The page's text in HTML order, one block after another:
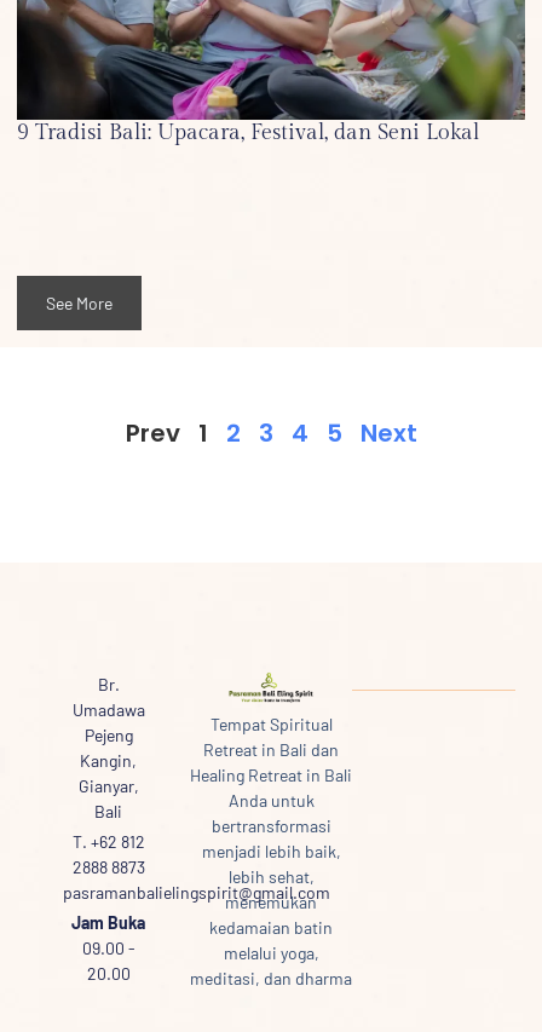
9 Tradisi Bali: Upacara, Festival, dan Seni Lokal
See More
Prev 1 2 3 4 5 Next
Tempat Spiritual
Retreat in Bali dan
Healing Retreat in Bali
Anda untuk
bertransformasi
menjadi lebih baik,
lebih sehat,
menemukan
kedamaian batin
melalui yoga,
meditasi, dan dharma
Br.
Umadawa
Pejeng
Kangin,
Gianyar,
Bali
T. +62 812
2888 8873
pasramanbalielingspirit@gmail.com
Jam Buka
09.00 -
20.00